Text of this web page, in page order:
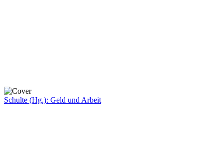
Schulte (Hg.): Geld und Arbeit